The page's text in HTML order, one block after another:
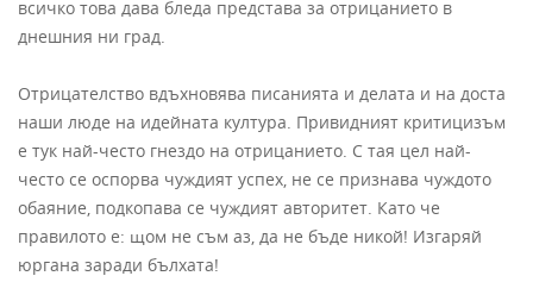
всичко това дава бледа представа за отрицанието в
днешния ни град.
Отрицателство вдъхновява писанията и делата и на доста
наши люде на идейната култура. Привидният критицизъм
е тук най-често гнездо на отрицанието. С тая цел най-
често се оспорва чуждият успех, не се признава чуждото
обаяние, подкопава се чуждият авторитет. Като че
правилото е: щом не съм аз, да не бъде никой! Изгаряй
юргана заради бълхата!